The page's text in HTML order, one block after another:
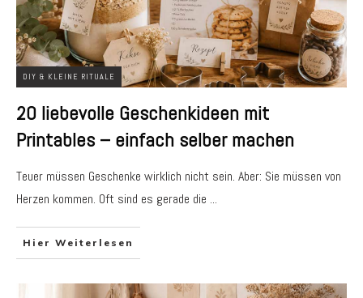
DIY & KLEINE RITUALE
20 liebevolle Geschenkideen mit
Printables – einfach selber machen
Teuer müssen Geschenke wirklich nicht sein. Aber: Sie müssen von
Herzen kommen. Oft sind es gerade die ...
Hier Weiterlesen